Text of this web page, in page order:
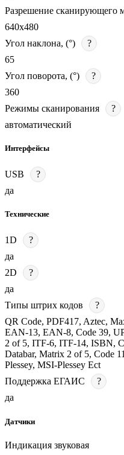
Разрешение сканирующего
640x480
Угол наклона, (°)
?
65
Угол поворота, (°)
?
360
Режимы сканирования
?
автоматический
Интерфейсы
USB
?
да
Технические
1D
?
да
2D
?
да
Типы штрих кодов
?
QR Code, PDF417, Aztec,
EAN-13, EAN-8, Code 39,
2 of 5, ITF-6, ITF-14, ISBN,
Databar, Matrix 2 of 5, Code
Plessey, MSI-Plessey Ect
Поддержка ЕГАИС
?
да
Датчики
Индикация звуковая